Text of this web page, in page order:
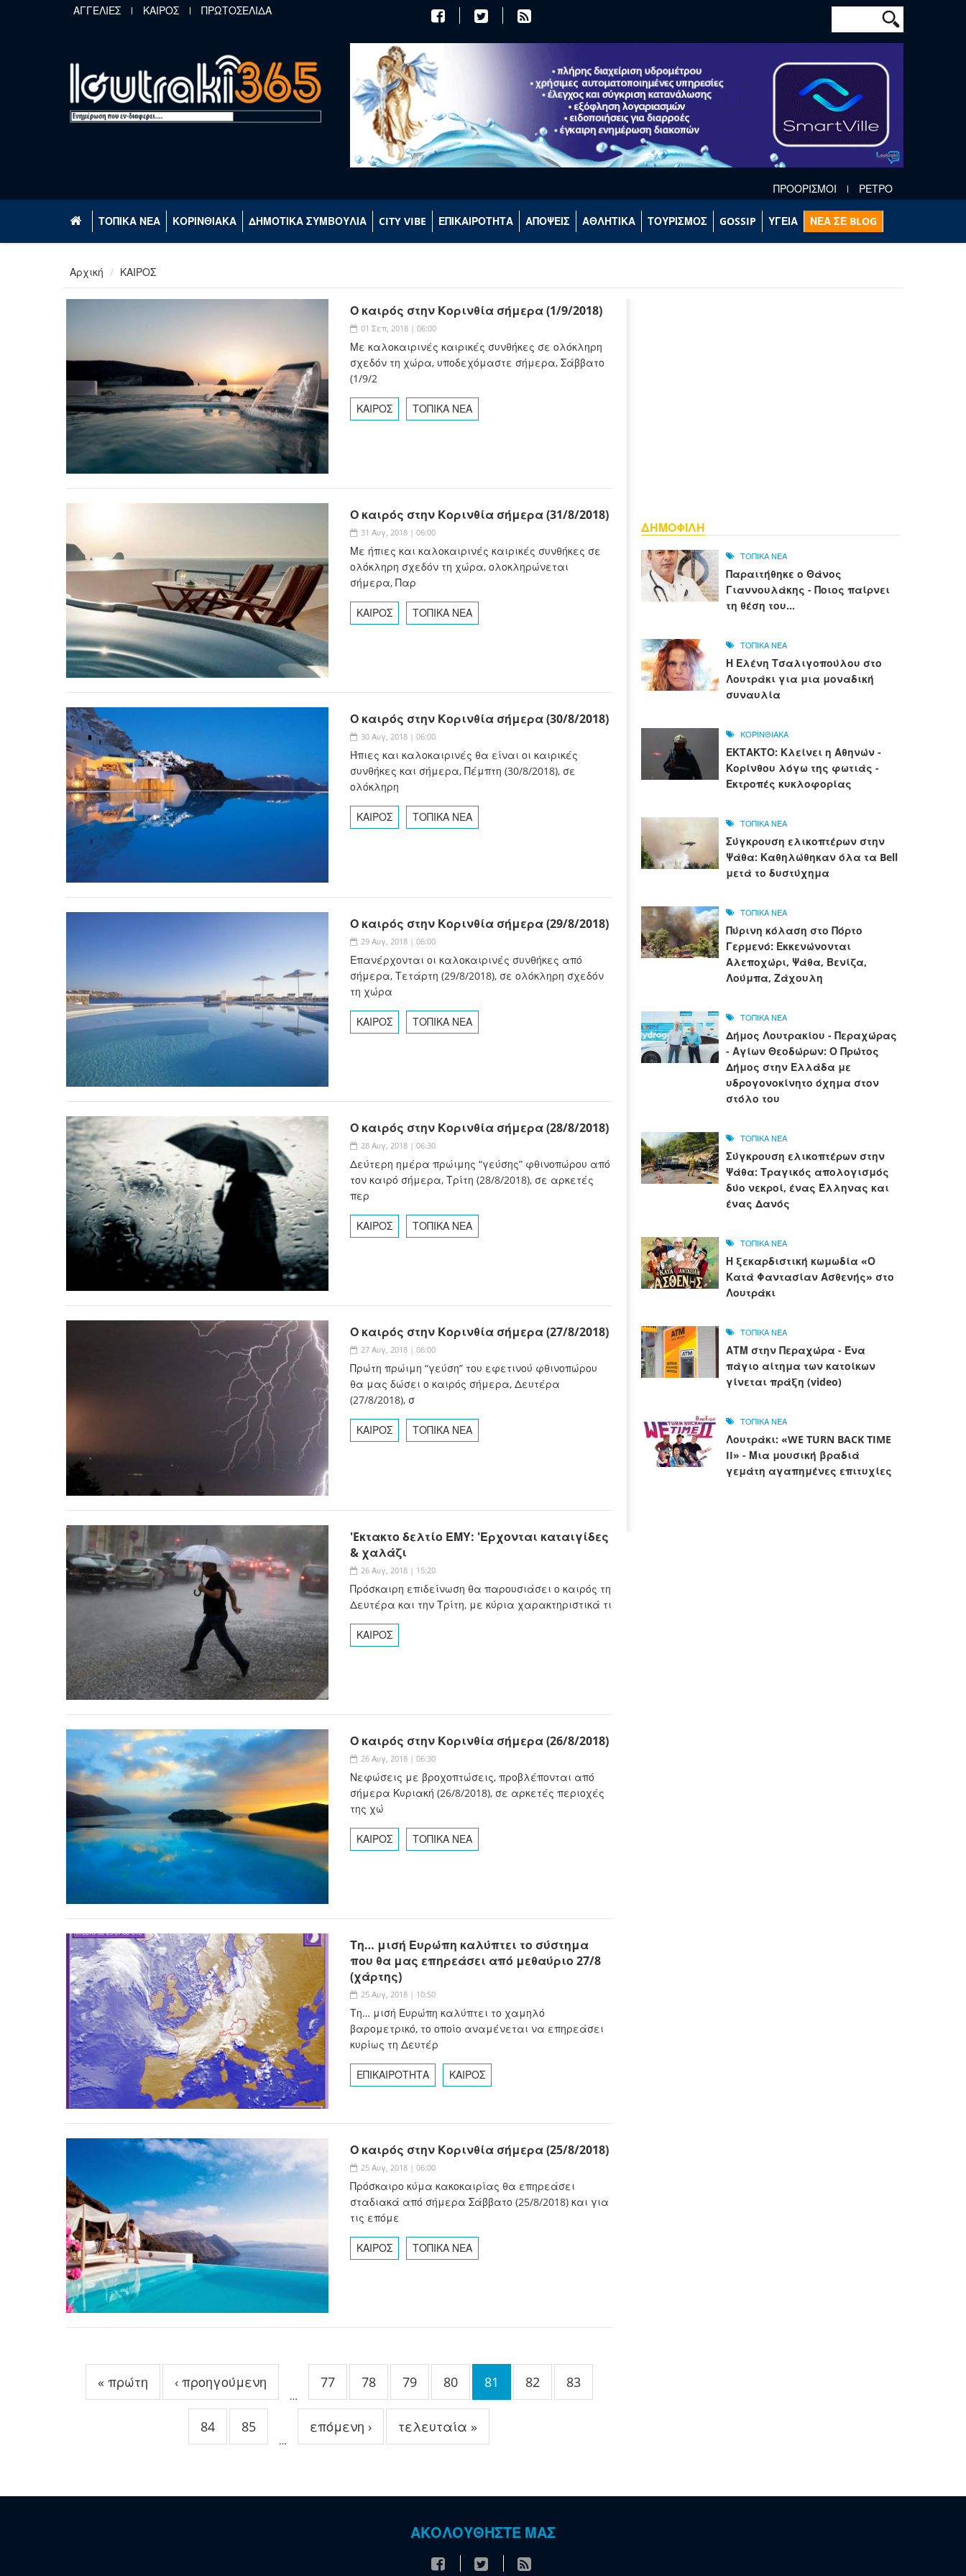
Παράκαμψη προς το κυρίως περιεχόμενο
ΑΓΓΕΛΙΕΣ ΚΑΙΡΟΣ ΠΡΩΤΟΣΕΛΙΔΑ Φόρμα
Αναζήτηση
ΠΡΟΟΡΙΣΜΟΙ ΡΕΤΡΟ
ΤΟΠΙΚΑ ΝΕΑ ΚΟΡΙΝΘΙΑΚΑ ΔΗΜΟΤΙΚΑ ΣΥΜΒΟΥΛΙΑ CITY VIBE ΕΠΙΚΑΙΡΟΤΗΤΑ ΑΠΟΨΕΙΣ ΑΘΛΗΤΙΚΑ ΤΟΥΡΙΣΜΟΣ GOSSIP ΥΓΕΙΑ ΝΕΑ ΣΕ BLOG
Αρχική ΚΑΙΡΟΣ
Ο καιρός στην Κορινθία σήμερα (1/9/2018)
01 Σεπ, 2018 | 06:00
Με καλοκαιρινές καιρικές συνθήκες σε ολόκληρη
σχεδόν τη χώρα, υποδεχόμαστε σήμερα, Σάββατο
(1/9/2
ΚΑΙΡΟΣ ΤΟΠΙΚΑ ΝΕΑ
Ο καιρός στην Κορινθία σήμερα (31/8/2018)
31 Αυγ, 2018 | 06:00
Με ήπιες και καλοκαιρινές καιρικές συνθήκες σε
ολόκληρη σχεδόν τη χώρα, ολοκληρώνεται
σήμερα, Παρ
ΚΑΙΡΟΣ ΤΟΠΙΚΑ ΝΕΑ
Ο καιρός στην Κορινθία σήμερα (30/8/2018)
30 Αυγ, 2018 | 06:00
Ήπιες και καλοκαιρινές θα είναι οι καιρικές
συνθήκες και σήμερα, Πέμπτη (30/8/2018), σε
ολόκληρη
ΚΑΙΡΟΣ ΤΟΠΙΚΑ ΝΕΑ
Ο καιρός στην Κορινθία σήμερα (29/8/2018)
29 Αυγ, 2018 | 06:00
Επανέρχονται οι καλοκαιρινές συνθήκες από
σήμερα, Τετάρτη (29/8/2018), σε ολόκληρη σχεδόν
τη χώρα
ΚΑΙΡΟΣ ΤΟΠΙΚΑ ΝΕΑ
Ο καιρός στην Κορινθία σήμερα (28/8/2018)
28 Αυγ, 2018 | 06:30
Δεύτερη ημέρα πρώιμης “γεύσης” φθινοπώρου από
τον καιρό σήμερα, Τρίτη (28/8/2018), σε αρκετές
περ
ΚΑΙΡΟΣ ΤΟΠΙΚΑ ΝΕΑ
Ο καιρός στην Κορινθία σήμερα (27/8/2018)
27 Αυγ, 2018 | 06:00
Πρώτη πρώιμη “γεύση” του εφετινού φθινοπώρου
θα μας δώσει ο καιρός σήμερα, Δευτέρα
(27/8/2018), σ
ΚΑΙΡΟΣ ΤΟΠΙΚΑ ΝΕΑ
'Eκτακτο δελτίο ΕΜΥ: 'Ερχονται καταιγίδες
& χαλάζι
26 Αυγ, 2018 | 15:20
Πρόσκαιρη επιδείνωση θα παρουσιάσει ο καιρός τη
Δευτέρα και την Τρίτη, με κύρια χαρακτηριστικά τι
ΚΑΙΡΟΣ
Ο καιρός στην Κορινθία σήμερα (26/8/2018)
26 Αυγ, 2018 | 06:30
Νεφώσεις με βροχοπτώσεις, προβλέπονται από
σήμερα Κυριακή (26/8/2018), σε αρκετές περιοχές
της χώ
ΚΑΙΡΟΣ ΤΟΠΙΚΑ ΝΕΑ
Τη… μισή Ευρώπη καλύπτει το σύστημα
που θα μας επηρεάσει από μεθαύριο 27/8
(χάρτης)
25 Αυγ, 2018 | 10:50
Τη… μισή Ευρώπη καλύπτει το χαμηλό
βαρομετρικό, το οποίο αναμένεται να επηρεάσει
κυρίως τη Δευτέρ
ΕΠΙΚΑΙΡΟΤΗΤΑ ΚΑΙΡΟΣ
Ο καιρός στην Κορινθία σήμερα (25/8/2018)
25 Αυγ, 2018 | 06:00
Πρόσκαιρο κύμα κακοκαιρίας θα επηρεάσει
σταδιακά από σήμερα Σάββατο (25/8/2018) και για
τις επόμε
ΚΑΙΡΟΣ ΤΟΠΙΚΑ ΝΕΑ
« πρώτη ‹ προηγούμενη
…
77 78 79 80 81 82 83
84 85
…
επόμενη › τελευταία »
ΔΗΜΟΦΙΛΗ
ΤΟΠΙΚΑ ΝΕΑ
Παραιτήθηκε ο Θάνος
Γιαννουλάκης - Ποιος παίρνει
τη θέση του...
ΤΟΠΙΚΑ ΝΕΑ
Η Ελένη Τσαλιγοπούλου στο
Λουτράκι για μια μοναδική
συναυλία
ΚΟΡΙΝΘΙΑΚΑ
ΕΚΤΑΚΤΟ: Κλείνει η Αθηνών -
Κορίνθου λόγω της φωτιάς -
Εκτροπές κυκλοφορίας
ΤΟΠΙΚΑ ΝΕΑ
Σύγκρουση ελικοπτέρων στην
Ψάθα: Καθηλώθηκαν όλα τα Bell
μετά το δυστύχημα
ΤΟΠΙΚΑ ΝΕΑ
Πύρινη κόλαση στο Πόρτο
Γερμενό: Εκκενώνονται
Αλεποχώρι, Ψάθα, Βενίζα,
Λούμπα, Ζάχουλη
ΤΟΠΙΚΑ ΝΕΑ
Δήμος Λουτρακίου - Περαχώρας
- Αγίων Θεοδώρων: Ο Πρώτος
Δήμος στην Ελλάδα με
υδρογονοκίνητο όχημα στον
στόλο του
ΤΟΠΙΚΑ ΝΕΑ
Σύγκρουση ελικοπτέρων στην
Ψάθα: Τραγικός απολογισμός
δύο νεκροί, ένας Έλληνας και
ένας Δανός
ΤΟΠΙΚΑ ΝΕΑ
Η ξεκαρδιστική κωμωδία «Ο
Κατά Φαντασίαν Ασθενής» στο
Λουτράκι
ΤΟΠΙΚΑ ΝΕΑ
ΑΤΜ στην Περαχώρα - Ένα
πάγιο αίτημα των κατοίκων
γίνεται πράξη (video)
ΤΟΠΙΚΑ ΝΕΑ
Λουτράκι: «WE TURN BACK TIME
II» - Μια μουσική βραδιά
γεμάτη αγαπημένες επιτυχίες
ΑΚΟΛΟΥΘΗΣΤΕ ΜΑΣ